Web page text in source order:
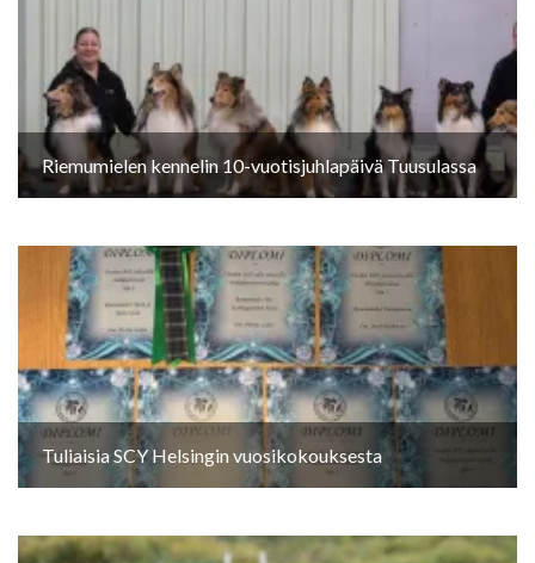
Riemumielen kennelin 10-vuotisjuhlapäivä Tuusulassa
Tuliaisia SCY Helsingin vuosikokouksesta